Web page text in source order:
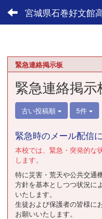
宮城県石巻好文館
緊急連絡掲示板
緊急連絡掲示
古い投稿順 5件
緊急時のメール配信
本校では、緊急・突発的な
します。
特に災害・荒天や公共交通
方針を基本としつつ状況に
いたします。
生徒および保護者の皆様に
お願いいたします。